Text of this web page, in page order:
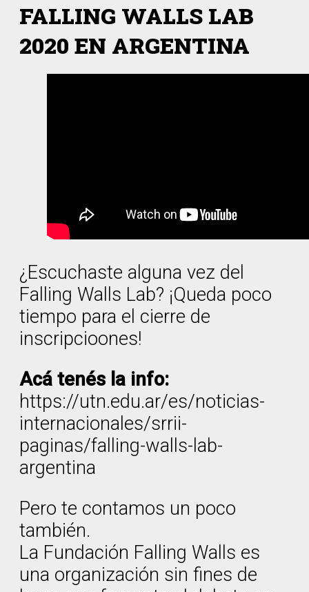
FALLING WALLS LAB
2020 EN ARGENTINA
¿Escuchaste alguna vez del
Falling Walls Lab? ¡Queda poco
tiempo para el cierre de
inscripcioones!
Acá tenés la info:
https://utn.edu.ar/es/noticias-
internacionales/srrii-
paginas/falling-walls-lab-
argentina
Pero te contamos un poco
también.
La Fundación Falling Walls es
una organización sin fines de